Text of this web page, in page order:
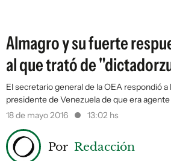
Almagro y su fuerte
al que trató de
El secretario general de la OEA respondió a
presidente de Venezuela de que era
18 de mayo 2016
13:02 hs
Por Redacción